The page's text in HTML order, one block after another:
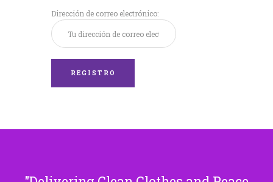
Dirección de correo electrónico: